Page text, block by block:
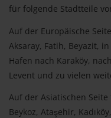
für folgende Stadtteile
Auf der Europäische
Aksaray, Fatih, Beyazit,
Hafen nach Karaköy,
Levent und zu vielen
Auf der Asiatischen
Beykoz, Ataşehir,